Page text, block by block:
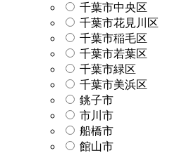
千葉市中央区
千葉市花見川区
千葉市稲毛区
千葉市若葉区
千葉市緑区
千葉市美浜区
銚子市
市川市
船橋市
館山市